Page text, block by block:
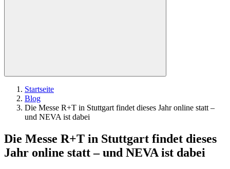
Startseite
Blog
Die Messe R+T in Stuttgart findet dieses Jahr online statt –
und NEVA ist dabei
Die Messe R+T in Stuttgart findet dieses
Jahr online statt – und NEVA ist dabei